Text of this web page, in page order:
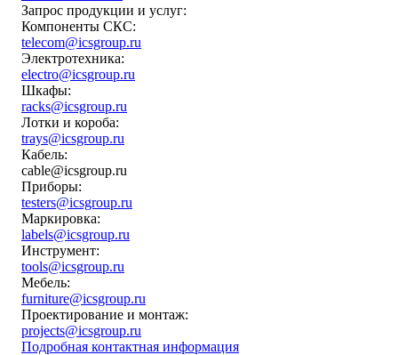
Запрос продукции и услуг:
Компоненты СКС:
telecom@icsgroup.ru
Электротехника:
electro@icsgroup.ru
Шкафы:
racks@icsgroup.ru
Лотки и короба:
trays@icsgroup.ru
Кабель:
cable@icsgroup.ru
Приборы:
testers@icsgroup.ru
Маркировка:
labels@icsgroup.ru
Инструмент:
tools@icsgroup.ru
Мебель:
furniture@icsgroup.ru
Проектирование и монтаж:
projects@icsgroup.ru
Подробная контактная информация